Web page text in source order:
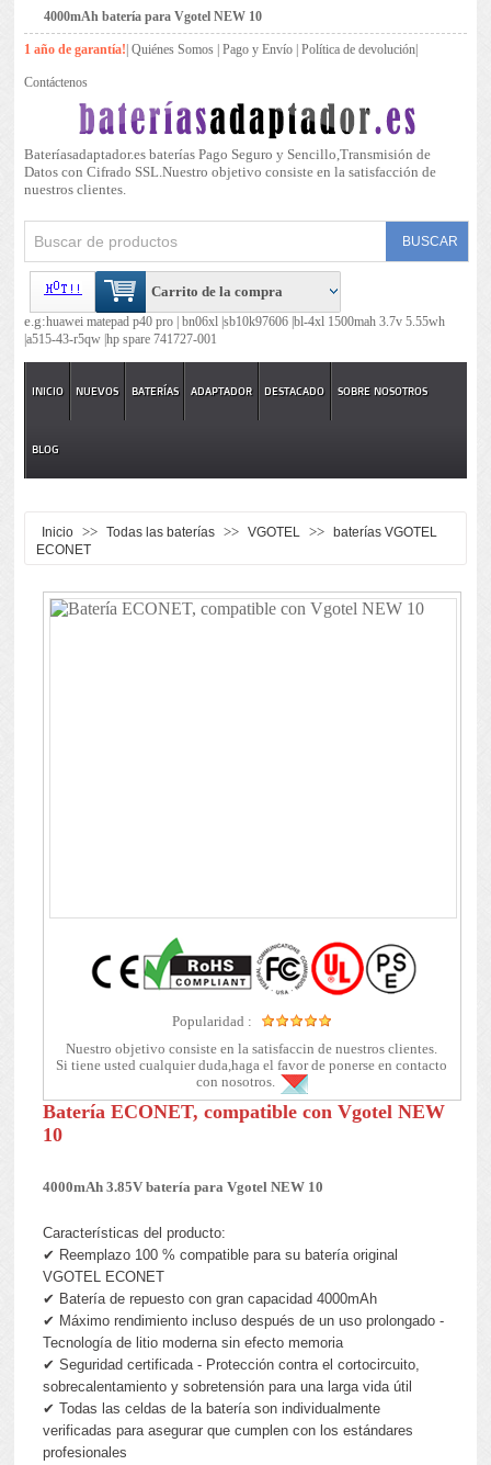
4000mAh batería para Vgotel NEW 10
1 año de garantía! |Quiénes Somos |Pago y Envío |Política de devolución
Contáctenos
Bateríasadaptador.es baterías Pago Seguro y Sencillo,Transmisión de
Datos con Cifrado SSL.Nuestro objetivo consiste en la satisfacción de
nuestros clientes.
Carrito de la compra
e.g:huawei matepad p40 pro |bn06xl |sb10k97606 |bl-4xl 1500mah 3.7v 5.55wh
|a515-43-r5qw |hp spare 741727-001
INICIO NUEVOS BATERÍAS ADAPTADOR DESTACADO SOBRE NOSOTROS
BLOG
Inicio >> Todas las baterías >> VGOTEL >>
baterías VGOTEL
ECONET
Popularidad :
Nuestro objetivo consiste en la satisfaccin de nuestros clientes.
Si tiene usted cualquier duda,haga el favor de ponerse en contacto
con nosotros.
Batería ECONET, compatible con Vgotel NEW
10
4000mAh 3.85V batería para Vgotel NEW 10
Características del producto:
✔ Reemplazo 100 % compatible para su batería original
VGOTEL ECONET
✔ Batería de repuesto con gran capacidad 4000mAh
✔ Máximo rendimiento incluso después de un uso prolongado -
Tecnología de litio moderna sin efecto memoria
✔ Seguridad certificada - Protección contra el cortocircuito,
sobrecalentamiento y sobretensión para una larga vida útil
✔ Todas las celdas de la batería son individualmente
verificadas para asegurar que cumplen con los estándares
profesionales